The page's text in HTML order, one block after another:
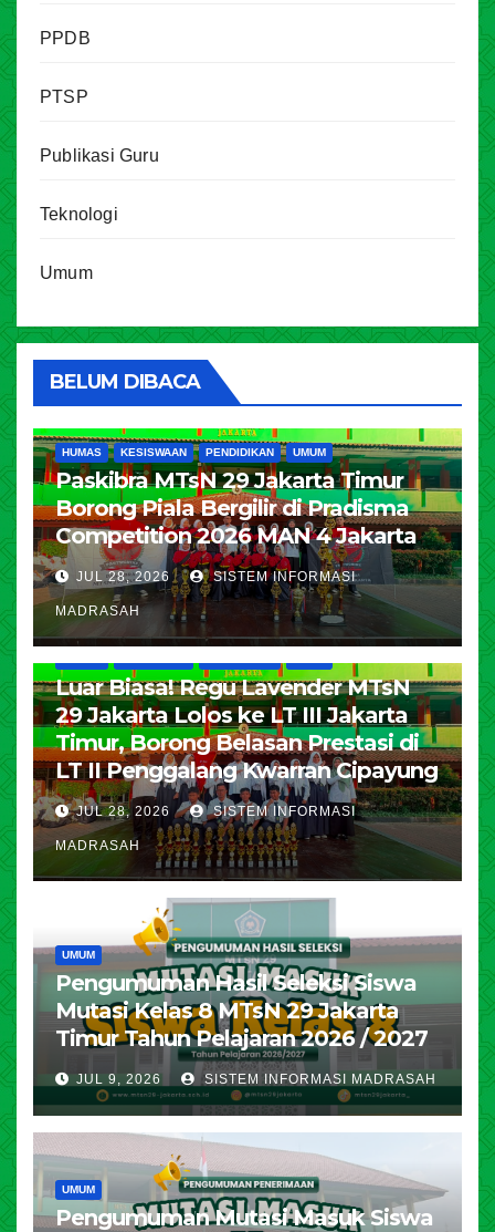
PPDB
PTSP
Publikasi Guru
Teknologi
Umum
BELUM DIBACA
HUMAS KESISWAAN PENDIDIKAN UMUM
Paskibra MTsN 29 Jakarta Timur
Borong Piala Bergilir di Pradisma
Competition 2026 MAN 4 Jakarta
JUL 28, 2026 SISTEM INFORMASI
MADRASAH
Luar Biasa! Regu Lavender MTsN
29 Jakarta Lolos ke LT III Jakarta
Timur, Borong Belasan Prestasi di
LT II Penggalang Kwarran Cipayung
JUL 28, 2026 SISTEM INFORMASI
MADRASAH
UMUM
Pengumuman Hasil Seleksi Siswa
Mutasi Kelas 8 MTsN 29 Jakarta
Timur Tahun Pelajaran 2026 / 2027
JUL 9, 2026 SISTEM INFORMASI MADRASAH
UMUM
Pengumuman Mutasi Masuk Siswa